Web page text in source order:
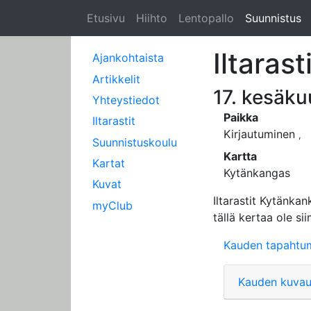
Etusivu Hiihto Lentopallo Suunnistus
Ajankohtaista
Artikkelit
Yhteystiedot
Iltarastit
Suunnistuskoulu
Kartat
Kuvat
myClub
17.
Paikka
Kirjautuminen ,
Kartta
Kytänkangas
Iltarastit
tällä kertaa ole
Kauden
Kauden